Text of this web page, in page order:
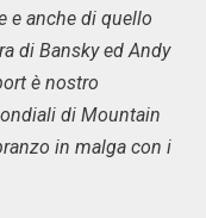
e anche di quello
di Bansky ed Andy
è nostro
di Mountain
in malga con i